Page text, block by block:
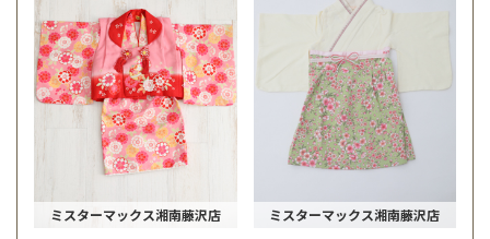
ミスターマックス湘南藤沢店 ミスターマックス湘南藤沢店